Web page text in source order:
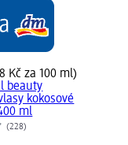
Kč za 100 ml)
beauty
kokosové
ml
(228)